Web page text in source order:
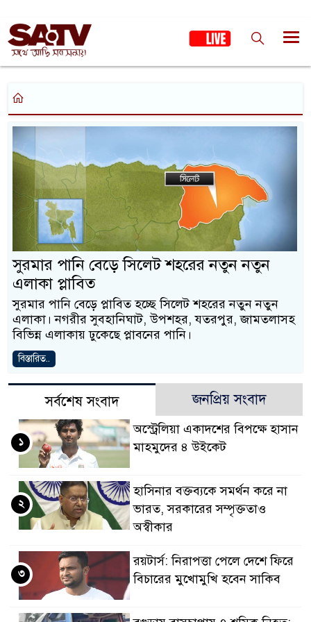
সুরমার পানি বেড়ে সিলেট শহরের নতুন নতুন
এলাকা প্লাবিত
সুরমার পানি বেড়ে প্লাবিত হচ্ছে সিলেট শহরের নতুন নতুন
এলাকা। নগরীর সুবহানিঘাট, উপশহর, যতরপুর, জামতলাসহ
বিভিন্ন এলাকায় ঢুকেছে প্লাবনের পানি।
বিস্তারিত..
সর্বশেষ সংবাদ জনপ্রিয় সংবাদ
অস্ট্রেলিয়া একাদশের বিপক্ষে হাসান
মাহমুদের ৪ উইকেট
১
হাসিনার বক্তব্যকে সমর্থন করে না
ভারত, সরকারের সম্পৃক্ততাও
অস্বীকার
২
রয়টার্স: নিরাপত্তা পেলে দেশে ফিরে
বিচারের মুখোমুখি হবেন সাকিব
৩